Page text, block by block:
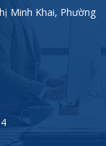
Minh Khai, Phường